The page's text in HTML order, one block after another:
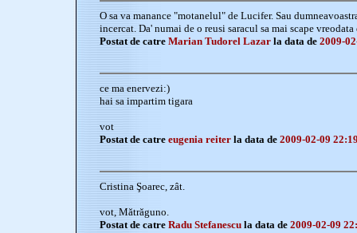
O sa va manance "motanelul" de Lucifer. Sau
incercat. Da' numai de o reusi saracul sa mai scape vreodata
Postat de catre Marian Tudorel Lazar la data de 2009-
ce ma enervezi:)
hai sa impartim tigara
vot
Postat de catre eugenia reiter la data de 2009-02-09
Cristina Şoarec, zât.
vot, Mătrăguno.
Postat de catre Radu Stefanescu la data de 2009-02-09